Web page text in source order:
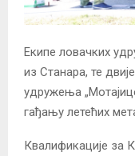
Екипе ловачких
из Станара, те
удружења
гађању летећих
Квалификације за